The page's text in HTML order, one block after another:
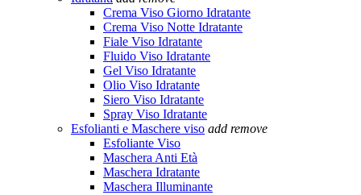
Crema Viso Giorno Idratante
Crema Viso Notte Idratante
Fiale Viso Idratante
Fluido Viso Idratante
Gel Viso Idratante
Olio Viso Idratante
Siero Viso Idratante
Spray Viso Idratante
Esfolianti e Maschere viso add remove
Esfoliante Viso
Maschera Anti Età
Maschera Idratante
Maschera Illuminante